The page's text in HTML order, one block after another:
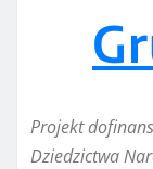
Projekt
Dziedzictwa